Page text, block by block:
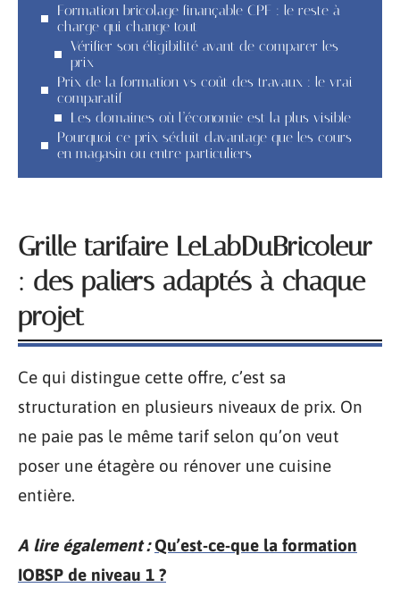
Formation bricolage finançable CPF : le reste à
charge qui change tout
Vérifier son éligibilité avant de comparer les
prix
Prix de la formation vs coût des travaux : le vrai
comparatif
Les domaines où l’économie est la plus visible
Pourquoi ce prix séduit davantage que les cours
en magasin ou entre particuliers
Grille tarifaire LeLabDuBricoleur
: des paliers adaptés à chaque
projet
Ce qui distingue cette offre, c’est sa
structuration en plusieurs niveaux de prix. On
ne paie pas le même tarif selon qu’on veut
poser une étagère ou rénover une cuisine
entière.
A lire également : Qu’est-ce-que la formation
IOBSP de niveau 1 ?